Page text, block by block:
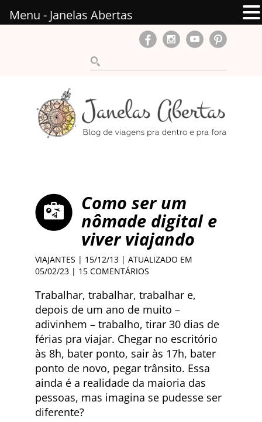
Como ser um
nômade digital e
viver viajando
VIAJANTES | 15/12/13 | ATUALIZADO EM
05/02/23 | 15 COMENTÁRIOS
Trabalhar, trabalhar, trabalhar e,
depois de um ano de muito –
adivinhem – trabalho, tirar 30 dias de
férias pra viajar. Chegar no escritório
às 8h, bater ponto, sair às 17h, bater
ponto de novo, pegar trânsito. Essa
ainda é a realidade da maioria das
pessoas, mas imagina se pudesse ser
diferente?
Menu - Janelas Abertas